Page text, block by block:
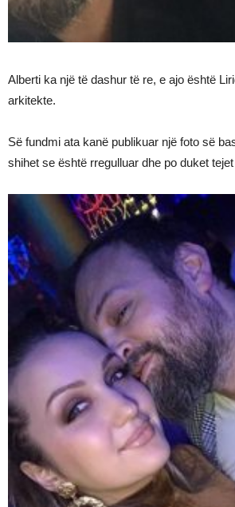
Alberti ka një të dashur të re, e ajo është
arkitekte.
Së fundmi ata kanë publikuar një foto së
shihet se është rregulluar dhe po duket